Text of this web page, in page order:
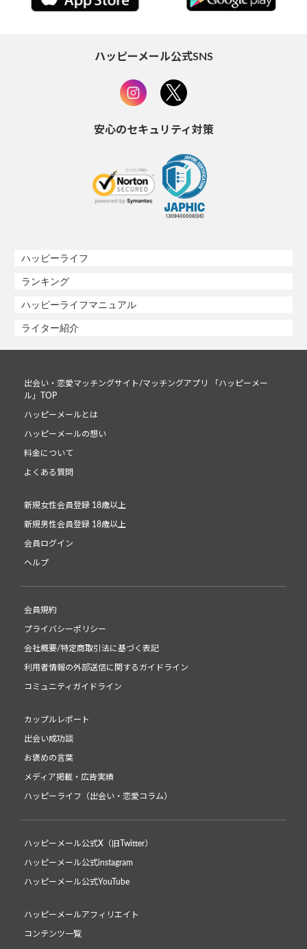
ハッピーメール公式SNS
安心のセキュリティ対策
ハッピーライフ
ランキング
ハッピーライフマニュアル
ライター紹介
出会い・恋愛マッチングサイト/マッチングアプリ 「ハッピーメー
ル」TOP
ハッピーメールとは
ハッピーメールの想い
料金について
よくある質問
新規女性会員登録 18歳以上
新規男性会員登録 18歳以上
会員ログイン
ヘルプ
会員規約
プライバシーポリシー
会社概要/特定商取引法に基づく表記
利用者情報の外部送信に関するガイドライン
コミュニティガイドライン
カップルレポート
出会い成功談
お褒めの言葉
メディア掲載・広告実績
ハッピーライフ（出会い・恋愛コラム）
ハッピーメール公式X（旧Twitter）
ハッピーメール公式instagram
ハッピーメール公式YouTube
ハッピーメールアフィリエイト
コンテンツ一覧